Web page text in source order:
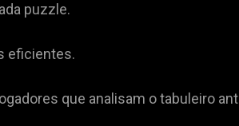
puzzle.
eficientes.
que analisam o tabuleiro